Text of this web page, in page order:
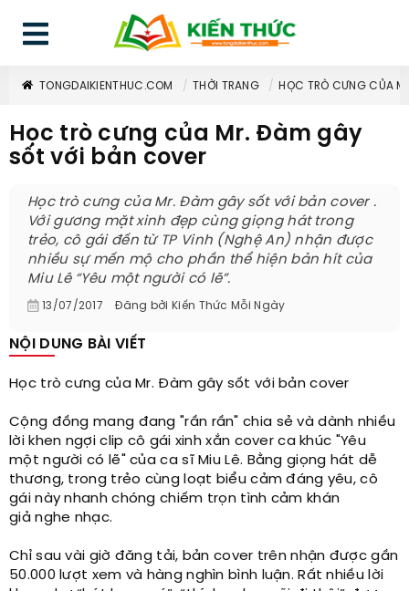
TONGDAIKIENTHUC.COM THỜI TRANG HỌC TRÒ CƯNG CỦA
Học trò cưng của Mr. Đàm gây
sốt với bản cover
Học trò cưng của Mr. Đàm gây sốt với bản cover .
Với gương mặt xinh đẹp cùng giọng hát trong
trẻo, cô gái đến từ TP Vinh (Nghệ An) nhận được
nhiều sự mến mộ cho phần thể hiện bản hít của
Miu Lê “Yêu một người có lẽ”.
13/07/2017 Đăng bởi Kiến Thức Mỗi Ngày
NỘI DUNG BÀI VIẾT
Học trò cưng của Mr. Đàm gây sốt với bản cover
Cộng đồng mang đang "rần rần" chia sẻ và dành nhiều
lời khen ngợi clip cô gái xinh xắn cover ca khúc "Yêu
một người có lẽ" của ca sĩ Miu Lê. Bằng giọng hát dễ
thương, trong trẻo cùng loạt biểu cảm đáng yêu, cô
gái này nhanh chóng chiếm trọn tình cảm khán
giả nghe nhạc.
Chỉ sau vài giờ đăng tải, bản cover trên nhận được gần
50.000 lượt xem và hàng nghìn bình luận. Rất nhiều lời